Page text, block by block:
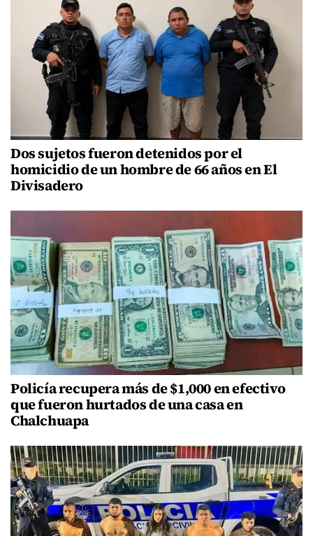
Dos sujetos fueron detenidos por el
homicidio de un hombre de 66 años en El
Divisadero
Policía recupera más de $1,000 en efectivo
que fueron hurtados de una casa en
Chalchuapa